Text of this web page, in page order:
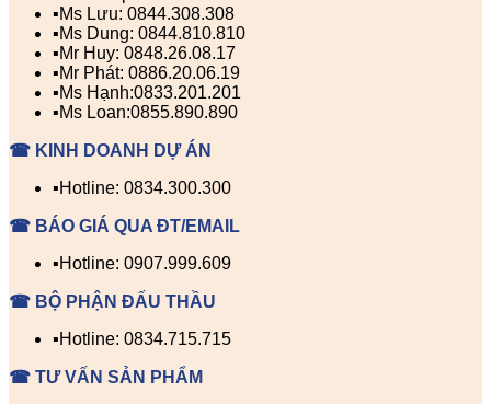
▪️Ms Lưu: 0844.308.308
▪️Ms Dung: 0844.810.810
▪️Mr Huy: 0848.26.08.17
▪️Mr Phát: 0886.20.06.19
▪️Ms Hạnh:0833.201.201
▪️Ms Loan:0855.890.890
☎ KINH DOANH DỰ ÁN
▪️Hotline: 0834.300.300
☎ BÁO GIÁ QUA ĐT/EMAIL
▪️Hotline: 0907.999.609
☎ BỘ PHẬN ĐẤU THẦU
▪️Hotline: 0834.715.715
☎ TƯ VẤN SẢN PHẨM